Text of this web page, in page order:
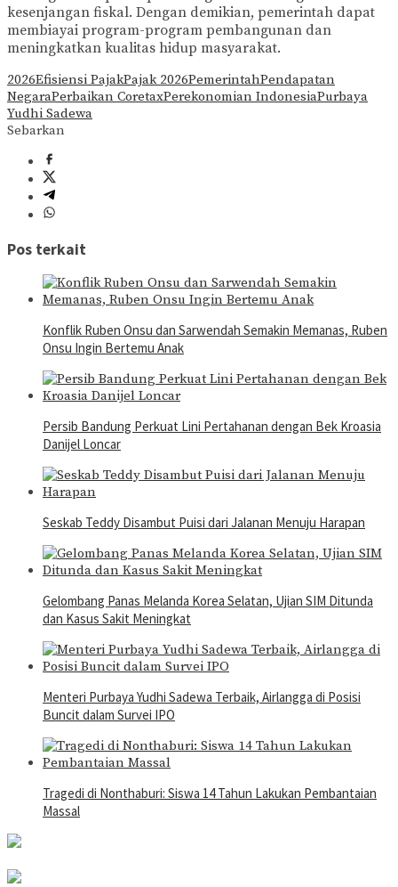
kesenjangan fiskal. Dengan demikian, pemerintah dapat
membiayai program-program pembangunan dan
meningkatkan kualitas hidup masyarakat.
2026Efisiensi PajakPajak 2026PemerintahPendapatan
NegaraPerbaikan CoretaxPerekonomian IndonesiaPurbaya
Yudhi Sadewa
Sebarkan
Pos terkait
Konflik Ruben Onsu dan Sarwendah Semakin Memanas, Ruben
Onsu Ingin Bertemu Anak
Persib Bandung Perkuat Lini Pertahanan dengan Bek Kroasia
Danijel Loncar
Seskab Teddy Disambut Puisi dari Jalanan Menuju Harapan
Gelombang Panas Melanda Korea Selatan, Ujian SIM Ditunda
dan Kasus Sakit Meningkat
Menteri Purbaya Yudhi Sadewa Terbaik, Airlangga di Posisi
Buncit dalam Survei IPO
Tragedi di Nonthaburi: Siswa 14 Tahun Lakukan Pembantaian
Massal